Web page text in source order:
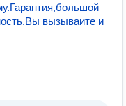
вызываите и